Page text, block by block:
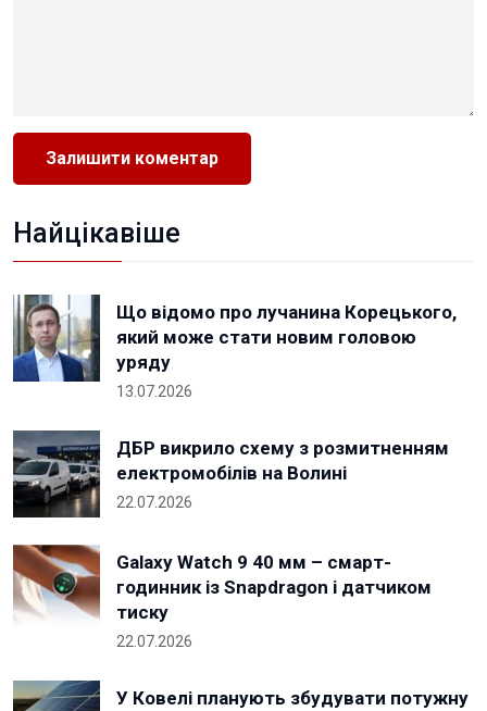
Найцікавіше
Що відомо про лучанина Корецького,
який може стати новим головою
уряду
13.07.2026
ДБР викрило схему з розмитненням
електромобілів на Волині
22.07.2026
Galaxy Watch 9 40 мм – смарт-
годинник із Snapdragon і датчиком
тиску
22.07.2026
У Ковелі планують збудувати потужну